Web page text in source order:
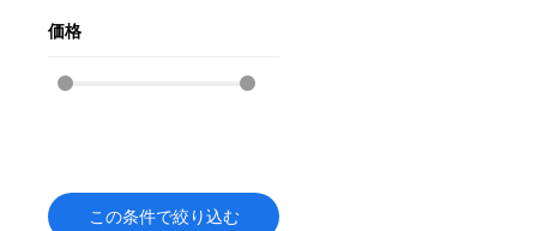
価格
この条件で絞り込む